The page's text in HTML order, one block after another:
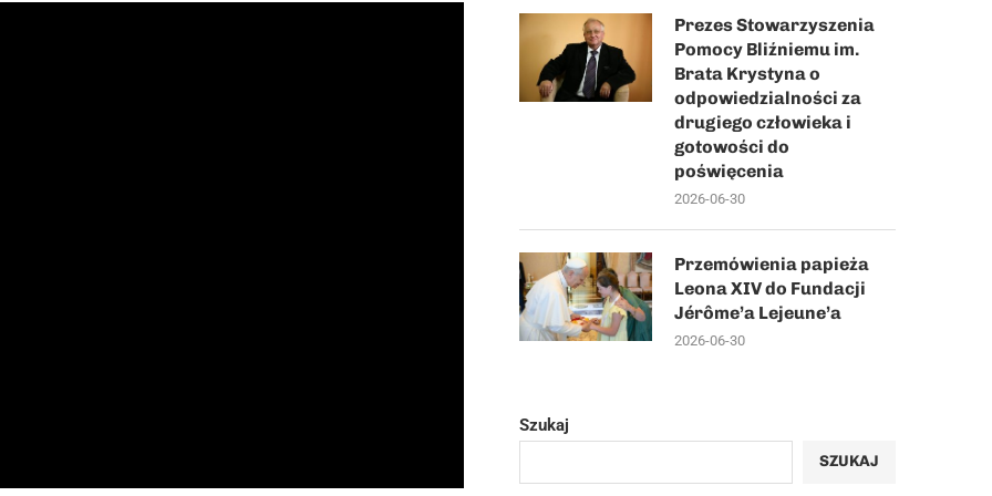
Prezes Stowarzyszenia
Pomocy Bliźniemu im.
Brata Krystyna o
odpowiedzialności za
drugiego człowieka i
gotowości do
poświęcenia
2026-06-30
Przemówienia papieża
Leona XIV do Fundacji
Jérôme’a Lejeune’a
2026-06-30
Szukaj
SZUKAJ